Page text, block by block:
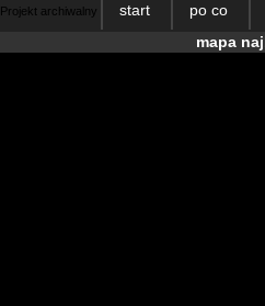
Projekt archiwalny start
po co
mapa